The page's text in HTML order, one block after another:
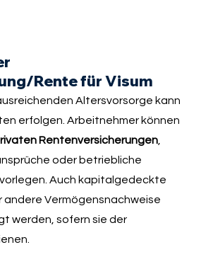
Rente für Visum
Altersvorsorge kann
erfolgen. Arbeitnehmer können
Rentenversicherungen,
oder betriebliche
Auch kapitalgedeckte
andere Vermögensnachweise
werden, sofern sie der